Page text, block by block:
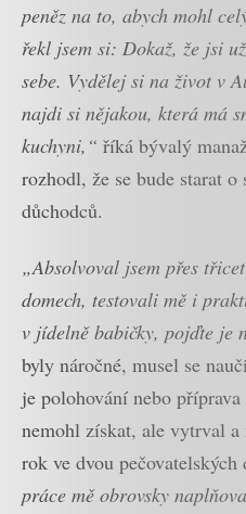
peněz na to, abych mohl
řekl jsem si: Dokaž, že jsi
sebe. Vydělej si na život v
najdi si nějakou, která má
kuchyni,“ říká bývalý
rozhodl, že se bude starat
důchodců.
„Absolvoval jsem přes
domech, testovali mě i
v jídelně babičky, pojďte je
byly náročné, musel se
je polohování nebo
nemohl získat, ale vytrval
rok ve dvou pečovatelských
práce mě obrovsky